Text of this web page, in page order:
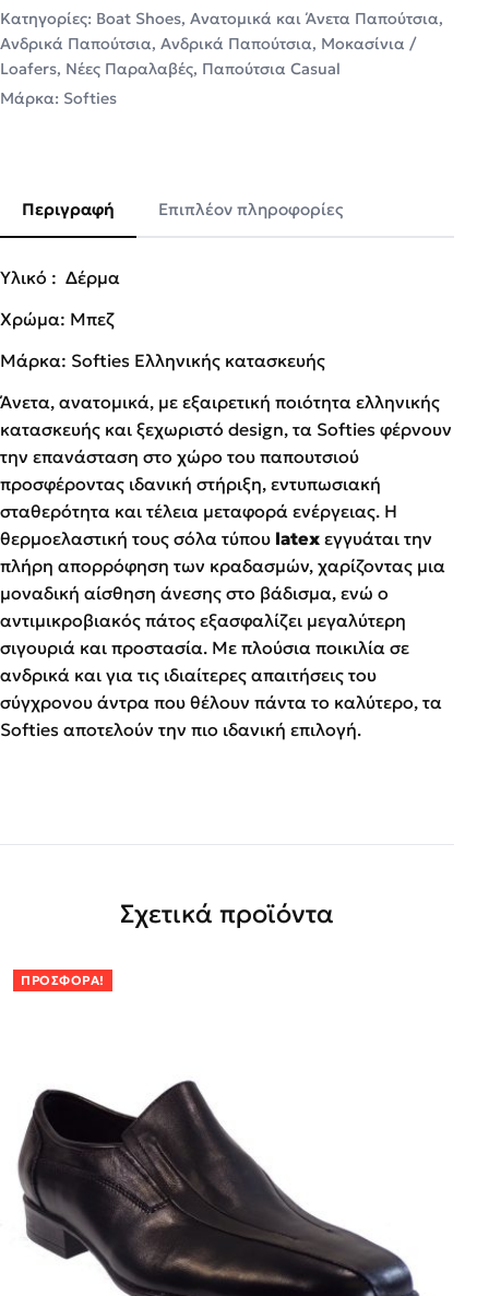
Κατηγορίες: Boat Shoes, Ανατομικά και Άνετα Παπούτσια,
Ανδρικά Παπούτσια, Ανδρικά Παπούτσια, Μοκασίνια /
Loafers, Νέες Παραλαβές, Παπούτσια Casual
Μάρκα: Softies
Περιγραφή Επιπλέον πληροφορίες
Υλικό : Δέρμα
Χρώμα: Μπεζ
Μάρκα: Softies Ελληνικής κατασκευής
Άνετα, ανατομικά, με εξαιρετική ποιότητα ελληνικής
κατασκευής και ξεχωριστό design, τα Softies φέρνουν
την επανάσταση στο χώρο του παπουτσιού
προσφέροντας ιδανική στήριξη, εντυπωσιακή
σταθερότητα και τέλεια μεταφορά ενέργειας. Η
θερμοελαστική τους σόλα τύπου latex εγγυάται την
πλήρη απορρόφηση των κραδασμών, χαρίζοντας μια
μοναδική αίσθηση άνεσης στο βάδισμα, ενώ ο
αντιμικροβιακός πάτος εξασφαλίζει μεγαλύτερη
σιγουριά και προστασία. Με πλούσια ποικιλία σε
ανδρικά και για τις ιδιαίτερες απαιτήσεις του
σύγχρονου άντρα που θέλουν πάντα το καλύτερο, τα
Softies αποτελούν την πιο ιδανική επιλογή.
Σχετικά προϊόντα
ΠΡΟΣΦΟΡΆ!